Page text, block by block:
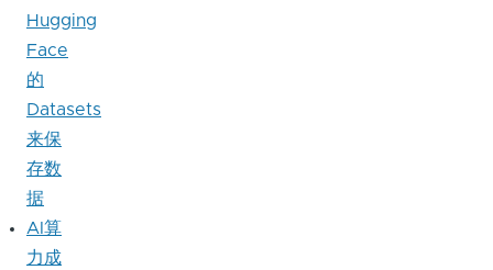
Hugging
Face
的
Datasets
来保
存数
据
AI算
力成